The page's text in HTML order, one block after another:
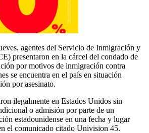
agentes del Servicio de Inmigración y
presentaron en la cárcel del condado de
por motivos de inmigración contra
se encuentra en el país en situación
por asesinato.
ilegalmente en Estados Unidos sin
o admisión por parte de un
estadounidense en una fecha y lugar
el comunicado citado Univision 45.